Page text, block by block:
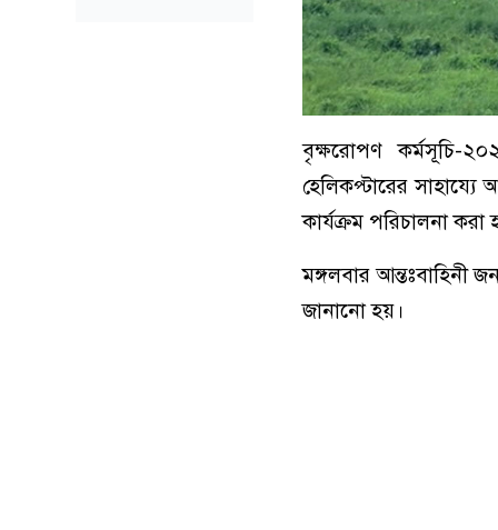
বৃক্ষরোপণ কর্মসূচি-
হেলিকপ্টারের
কার্যক্রম পরিচালনা করা
মঙ্গলবার আন্তঃবাহিনী
জানানো হয়।